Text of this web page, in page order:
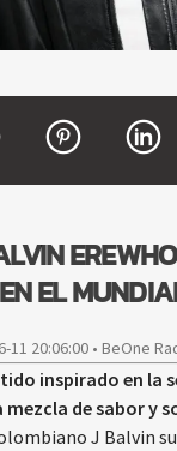
DJ MIX
EL
11 20:06:00 • BeOne
inspirado en la
de sabor y
J Balvin